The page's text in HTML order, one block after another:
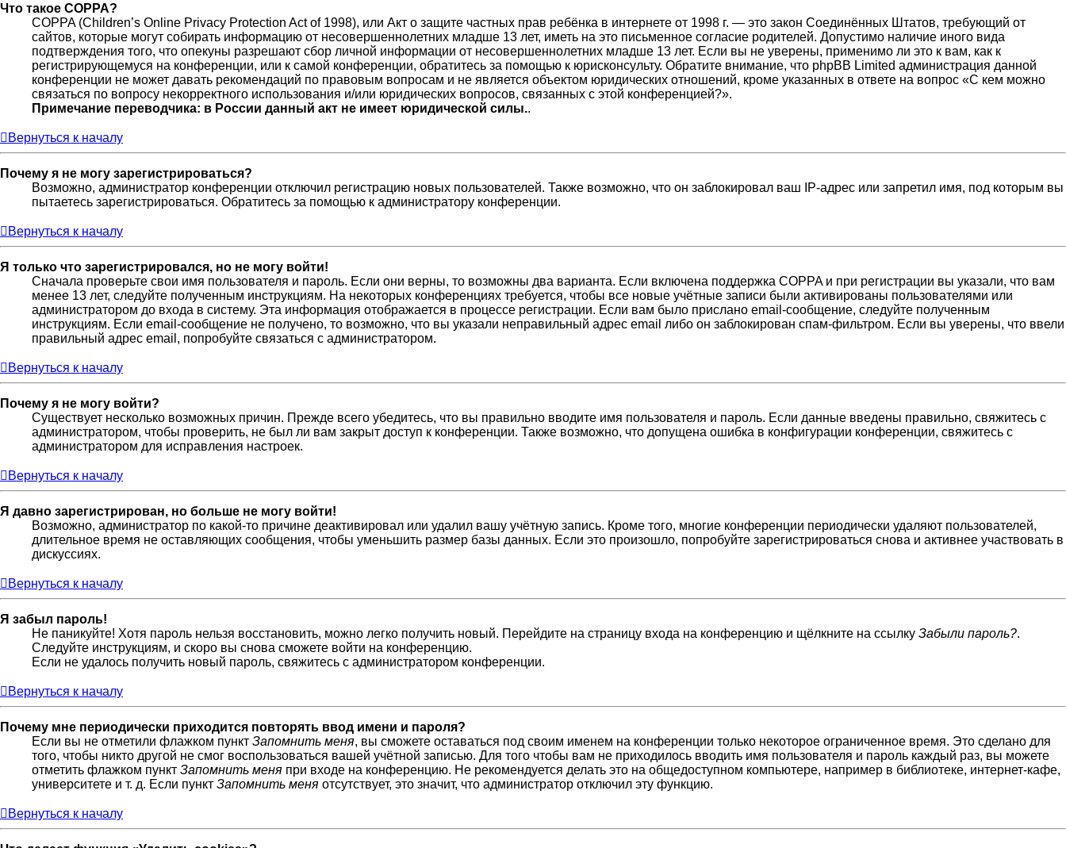
Что такое COPPA?
COPPA (Children’s Online Privacy Protection Act of 1998), или Акт о защите частных прав ребёнка в интернете от 1998 г. — это закон Соединённых Штатов, требующий от
сайтов, которые могут собирать информацию от несовершеннолетних младше 13 лет, иметь на это письменное согласие родителей. Допустимо наличие иного вида
подтверждения того, что опекуны разрешают сбор личной информации от несовершеннолетних младше 13 лет. Если вы не уверены, применимо ли это к вам, как к
регистрирующемуся на конференции, или к самой конференции, обратитесь за помощью к юрисконсульту. Обратите внимание, что phpBB Limited администрация данной
конференции не может давать рекомендаций по правовым вопросам и не является объектом юридических отношений, кроме указанных в ответе на вопрос «С кем можно
связаться по вопросу некорректного использования и/или юридических вопросов, связанных с этой конференцией?».
Примечание переводчика: в России данный акт не имеет юридической силы..
Вернуться к началу
Почему я не могу зарегистрироваться?
Возможно, администратор конференции отключил регистрацию новых пользователей. Также возможно, что он заблокировал ваш IP-адрес или запретил имя, под которым вы
пытаетесь зарегистрироваться. Обратитесь за помощью к администратору конференции.
Вернуться к началу
Я только что зарегистрировался, но не могу войти!
Сначала проверьте свои имя пользователя и пароль. Если они верны, то возможны два варианта. Если включена поддержка COPPA и при регистрации вы указали, что вам
менее 13 лет, следуйте полученным инструкциям. На некоторых конференциях требуется, чтобы все новые учётные записи были активированы пользователями или
администратором до входа в систему. Эта информация отображается в процессе регистрации. Если вам было прислано email-сообщение, следуйте полученным
инструкциям. Если email-сообщение не получено, то возможно, что вы указали неправильный адрес email либо он заблокирован спам-фильтром. Если вы уверены, что ввели
правильный адрес email, попробуйте связаться с администратором.
Вернуться к началу
Почему я не могу войти?
Существует несколько возможных причин. Прежде всего убедитесь, что вы правильно вводите имя пользователя и пароль. Если данные введены правильно, свяжитесь с
администратором, чтобы проверить, не был ли вам закрыт доступ к конференции. Также возможно, что допущена ошибка в конфигурации конференции, свяжитесь с
администратором для исправления настроек.
Вернуться к началу
Я давно зарегистрирован, но больше не могу войти!
Возможно, администратор по какой-то причине деактивировал или удалил вашу учётную запись. Кроме того, многие конференции периодически удаляют пользователей,
длительное время не оставляющих сообщения, чтобы уменьшить размер базы данных. Если это произошло, попробуйте зарегистрироваться снова и активнее участвовать в
дискуссиях.
Вернуться к началу
Я забыл пароль!
Не паникуйте! Хотя пароль нельзя восстановить, можно легко получить новый. Перейдите на страницу входа на конференцию и щёлкните на ссылку Забыли пароль?.
Следуйте инструкциям, и скоро вы снова сможете войти на конференцию.
Если не удалось получить новый пароль, свяжитесь с администратором конференции.
Вернуться к началу
Почему мне периодически приходится повторять ввод имени и пароля?
Если вы не отметили флажком пункт Запомнить меня, вы сможете оставаться под своим именем на конференции только некоторое ограниченное время. Это сделано для
того, чтобы никто другой не смог воспользоваться вашей учётной записью. Для того чтобы вам не приходилось вводить имя пользователя и пароль каждый раз, вы можете
отметить флажком пункт Запомнить меня при входе на конференцию. Не рекомендуется делать это на общедоступном компьютере, например в библиотеке, интернет-кафе,
университете и т. д. Если пункт Запомнить меня отсутствует, это значит, что администратор отключил эту функцию.
Вернуться к началу